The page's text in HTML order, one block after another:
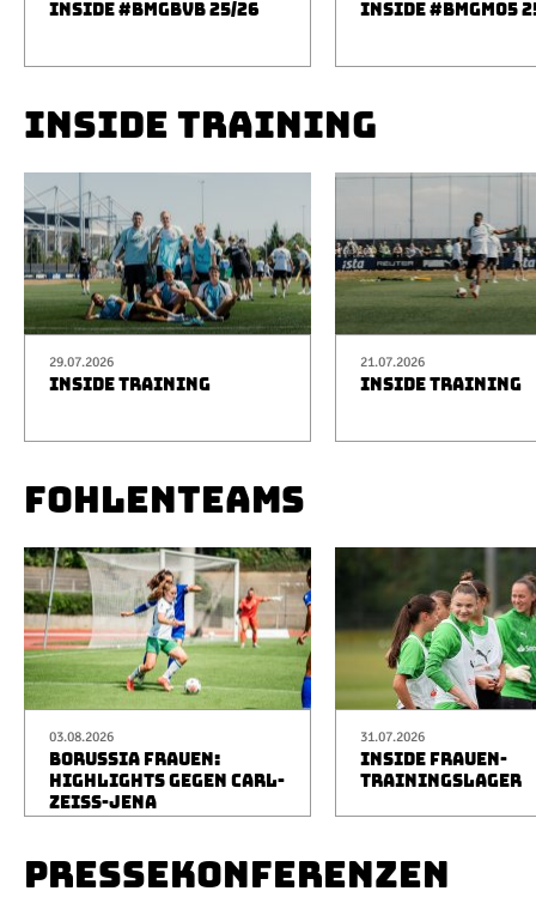
INSIDE #BMGBVB 25/26 INSIDE #BMGM05
INSIDE TRAINING
29.07.2026
INSIDE TRAINING
21.07.2026
INSIDE TRAINING
FOHLENTEAMS
03.08.2026
BORUSSIA FRAUEN:
HIGHLIGHTS GEGEN CARL-
ZEISS-JENA
31.07.2026
INSIDE FRAUEN-
TRAININGSLAGER
PRESSEKONFERENZEN